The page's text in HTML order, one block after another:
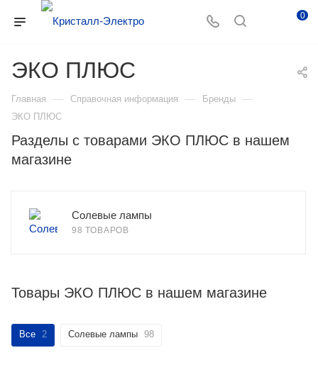
0
ЭКО ПЛЮС
Главная — Справочная информация — Бренды —
ЭКО ПЛЮС
Разделы с товарами ЭКО ПЛЮС в нашем
магазине
Солевые лампы
98 ТОВАРОВ
Товары ЭКО ПЛЮС в нашем магазине
Все 2 Солевые лампы 98